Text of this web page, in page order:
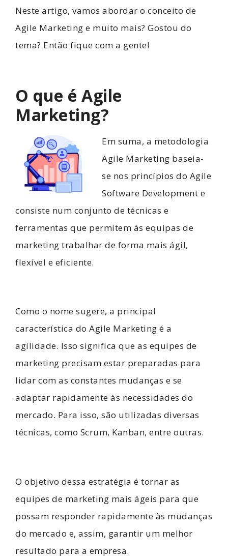
Neste artigo, vamos abordar o conceito de
Agile Marketing e muito mais? Gostou do
tema? Então fique com a gente!
O que é Agile
Marketing?
Em suma, a metodologia
Agile Marketing baseia-
se nos princípios do Agile
Software Development e
consiste num conjunto de técnicas e
ferramentas que permitem às equipas de
marketing trabalhar de forma mais ágil,
flexível e eficiente.
Como o nome sugere, a principal
característica do Agile Marketing é a
agilidade. Isso significa que as equipes de
marketing precisam estar preparadas para
lidar com as constantes mudanças e se
adaptar rapidamente às necessidades do
mercado. Para isso, são utilizadas diversas
técnicas, como Scrum, Kanban, entre outras.
O objetivo dessa estratégia é tornar as
equipes de marketing mais ágeis para que
possam responder rapidamente às mudanças
do mercado e, assim, garantir um melhor
resultado para a empresa.